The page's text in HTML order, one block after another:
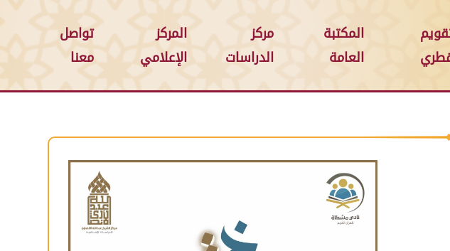
المكتبة
العامة
مركز
الدراسات
المركز
الإعلامي
تواصل
معنا